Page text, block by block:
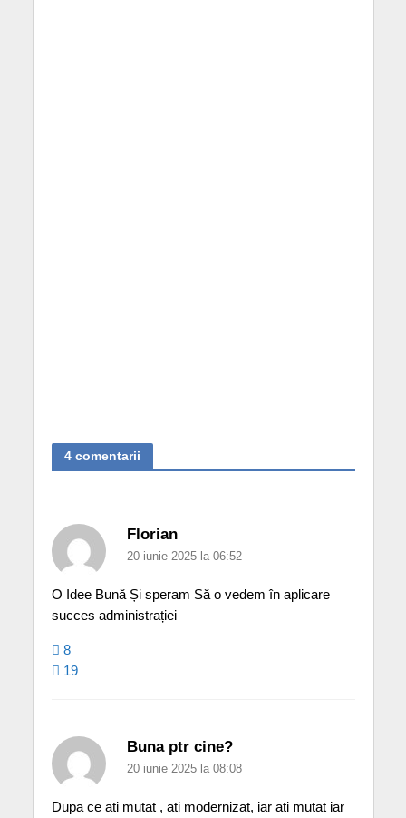
4 comentarii
Florian
20 iunie 2025 la 06:52
O Idee Bună Și speram Să o vedem în aplicare
succes administrației
8
19
Buna ptr cine?
20 iunie 2025 la 08:08
Dupa ce ati mutat , ati modernizat, iar ati mutat iar